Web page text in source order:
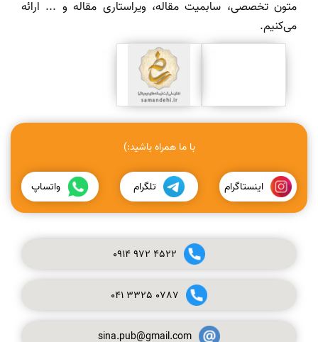
متون تخصصی، سابمیت مقاله، ویراستاری مقاله و ... ارائه
می‌کنیم.
با ما همراه باشید:)
اینستاگرام تلگرام واتساپ
0914972 4522
041 3325 0787
sina.pub@gmail.com